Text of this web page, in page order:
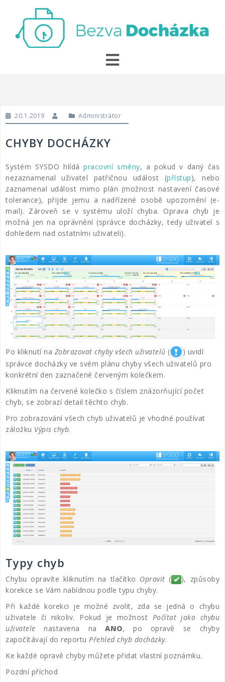
20.1.2019 Administrátor
CHYBY DOCHÁZKY
Systém SYSDO hlídápracovní směny, a pokud v daný čas
nezaznamenal uživatel patřičnou událost (přístup), nebo
zaznamenal událost mimo plán (možnost nastavení časové
tolerance), přijde jemu a nadřízené osobě upozornění (e-
mail). Zároveň se v systému uloží chyba. Oprava chyb je
možná jen na oprávnění (správce docházky, tedy uživatel s
dohledem nad ostatními uživateli).
Po kliknutí na Zobrazovat chyby všech uživatelů (
) uvidí
správce docházky ve svém plánu chyby všech uživatelů pro
konkrétní den zaznačené červeným kolečkem.
Kliknutím na červené kolečko s číslem znázorňující počet
chyb, se zobrazí detail těchto chyb.
Pro zobrazování všech chyb uživatelů je vhodné používat
záložku Výpis chyb.
Typy chyb
Chybu opravíte kliknutím na tlačítko Opravit (
), způsoby
korekce se Vám nabídnou podle typu chyby.
Při každé korekci je možné zvolit, zda se jedná o chybu
uživatele či nikoliv. Pokud je možnost Počítat jako chybu
uživatele nastavena naANO, po opravě se chyby
započítávají do reportu Přehled chyb docházky.
Ke každé opravě chyby můžete přidat vlastní poznámku.
Pozdní příchod